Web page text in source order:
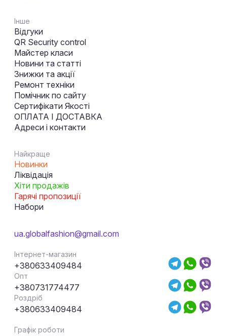
Інше
Відгуки
QR Security control
Майстер класи
Новини та статті
Знижки та акції
Ремонт техніки
Помічник по сайту
Сертифікати Якості
ОПЛАТА І ДОСТАВКА
Адреси і контакти
Найкраще
Новинки
Ліквідація
Хіти продажів
Гарячі пропозиції
Набори
ua.globalfashion@gmail.com
Інтернет-магазин
+380633409484
Опт
+380731774477
Роздріб
+380633409484
Графік роботи